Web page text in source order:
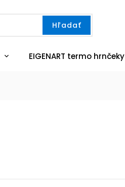
Hľadať
EIGENART termo hrnčeky